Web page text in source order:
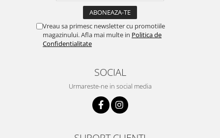
Vreau sa primesc newsletter cu promotiile
magazinului. Afla mai multe in Politica de
Confidentialitate
SOCIAL
Urmareste-ne in social media